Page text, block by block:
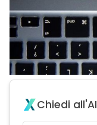
Chiedi all'AI